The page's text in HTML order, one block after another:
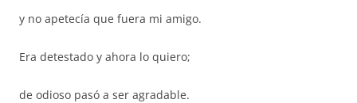
y no apetecía que fuera mi amigo.
Era detestado y ahora lo quiero;
de odioso pasó a ser agradable.